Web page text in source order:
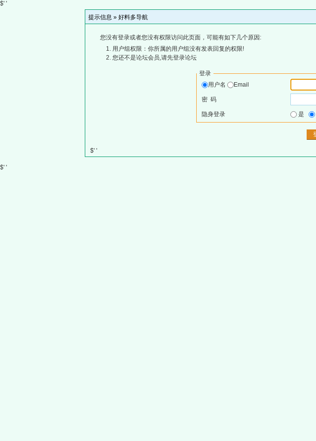
$' '
提示信息 » 好料多导航
您没有登录或者您没有权限访问此页面，可能有如下几个原因:
用户组权限：你所属的用户组没有发表回复的权限!
您还不是论坛会员,请先登录论坛
登录
用户名
Email
密 码
隐身登录 是
$' '
$' '